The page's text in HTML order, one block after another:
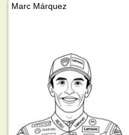
Marc Márquez